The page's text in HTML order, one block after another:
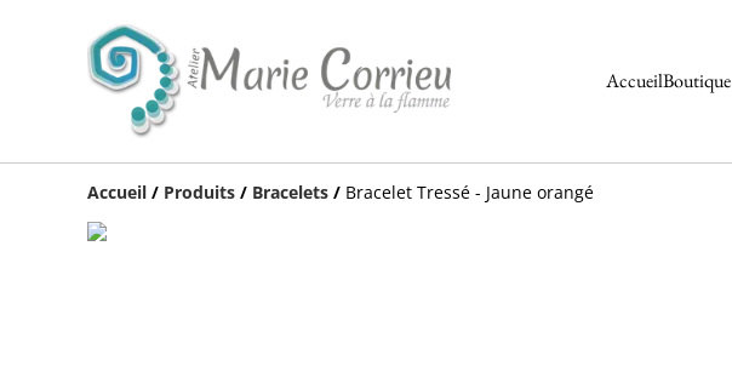
AccueilBoutique
Accueil / Produits / Bracelets / Bracelet Tressé - Jaune orangé